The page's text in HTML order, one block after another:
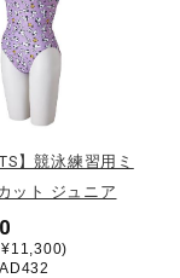
】競泳練習用ミ
ット ジュニア